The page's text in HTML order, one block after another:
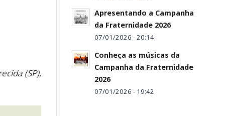
(SP),
Apresentando a Campanha
da Fraternidade 2026
07/01/2026 - 20:14
Conheça as músicas da
Campanha da Fraternidade
2026
07/01/2026 - 19:42